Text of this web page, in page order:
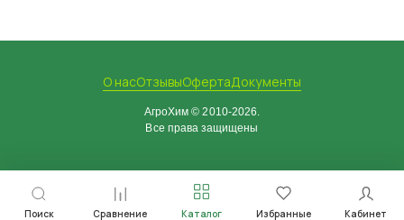
Поиск Сравнение Каталог Избранные Кабинет
О насОтзывыОфертаДокументы
АгроХим © 2010-2026.
Все права защищены